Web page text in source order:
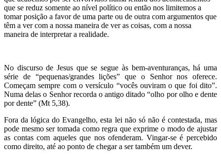
que se reduz somente ao nível político ou então nos limitemos a
tomar posição a favor de uma parte ou de outra com argumentos que
têm a ver com a nossa maneira de ver as coisas, com a nossa
maneira de interpretar a realidade.
No discurso de Jesus que se segue às bem-aventuranças, há uma
série de “pequenas/grandes lições” que o Senhor nos oferece.
Começam sempre com o versículo “vocês ouviram o que foi dito”.
Numa delas o Senhor recorda o antigo ditado “olho por olho e dente
por dente” (Mt 5,38).
Fora da lógica do Evangelho, esta lei não só não é contestada, mas
pode mesmo ser tomada como regra que exprime o modo de ajustar
as contas com aqueles que nos ofenderam. Vingar-se é percebido
como direito, até ao ponto de chegar a ser também um dever.